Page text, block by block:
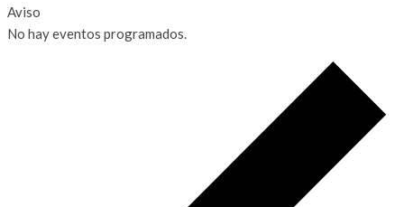
Aviso
No hay eventos programados.